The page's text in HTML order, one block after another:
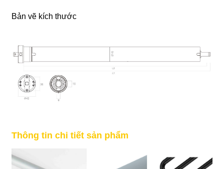
Bản vẽ kích thước
Thông tin chi tiết sản phẩm